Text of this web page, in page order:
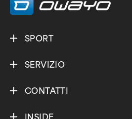
SPORT
SERVIZIO
CONTATTI
INSIDE